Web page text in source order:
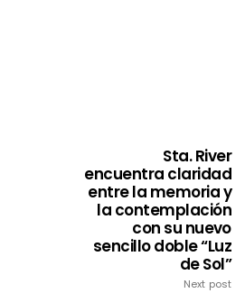
Sta. River
encuentra claridad
entre la memoria y
la contemplación
con su nuevo
sencillo doble “Luz
de Sol”
Next post